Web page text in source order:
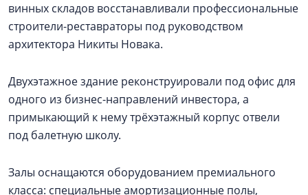
винных складов восстанавливали профессиональные
строители-реставраторы под руководством
архитектора Никиты Новака.
Двухэтажное здание реконструировали под офис для
одного из бизнес-направлений инвестора, а
примыкающий к нему трёхэтажный корпус отвели
под балетную школу.
Залы оснащаются оборудованием премиального
класса: специальные амортизационные полы,